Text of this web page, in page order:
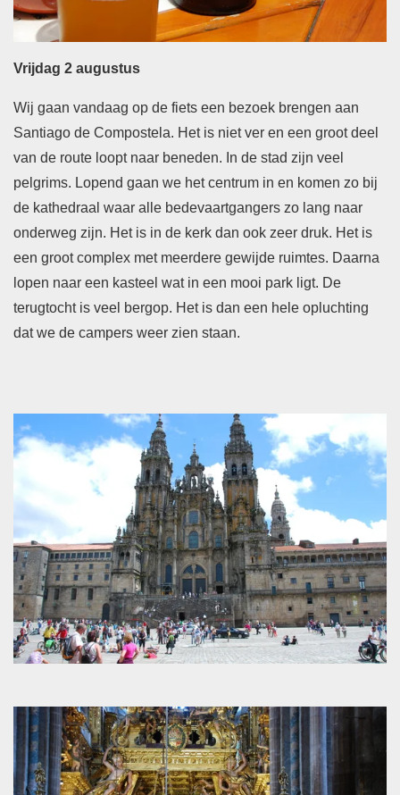
Vrijdag 2 augustus
Wij gaan vandaag op de fiets een bezoek brengen aan
Santiago de Compostela. Het is niet ver en een groot deel
van de route loopt naar beneden. In de stad zijn veel
pelgrims. Lopend gaan we het centrum in en komen zo bij
de kathedraal waar alle bedevaartgangers zo lang naar
onderweg zijn. Het is in de kerk dan ook zeer druk. Het is
een groot complex met meerdere gewijde ruimtes. Daarna
lopen naar een kasteel wat in een mooi park ligt. De
terugtocht is veel bergop. Het is dan een hele opluchting
dat we de campers weer zien staan.